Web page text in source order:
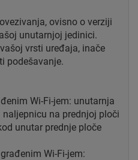
ovisno o verziji
unutarnjoj jedinici.
vrsti uređaja, inače
podešavanje.
Wi-Fi-jem: unutarnja
na prednjoj ploči
unutar prednje ploče
Wi-Fi-jem: